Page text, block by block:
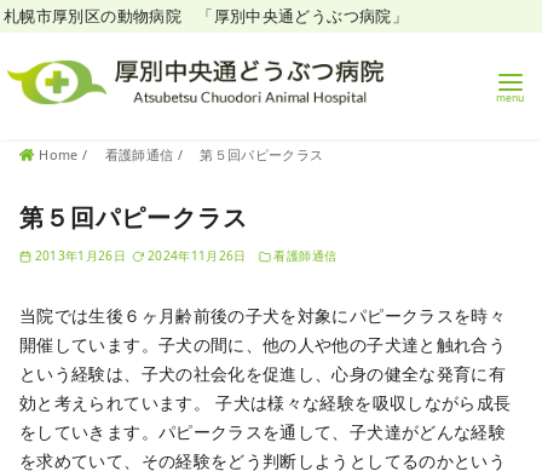
札幌市厚別区の動物病院 「厚別中央通どうぶつ病院」
Home 看護師通信 第５回パピークラス
第５回パピークラス
2013年1月26日 2024年11月26日 看護師通信
当院では生後６ヶ月齢前後の子犬を対象にパピークラスを時々
開催しています。子犬の間に、他の人や他の子犬達と触れ合う
という経験は、子犬の社会化を促進し、心身の健全な発育に有
効と考えられています。
子犬は様々な経験を吸収しながら成長
をしていきます。パピークラスを通して、子犬達がどんな経験
を求めていて、その経験をどう判断しようとしてるのかという